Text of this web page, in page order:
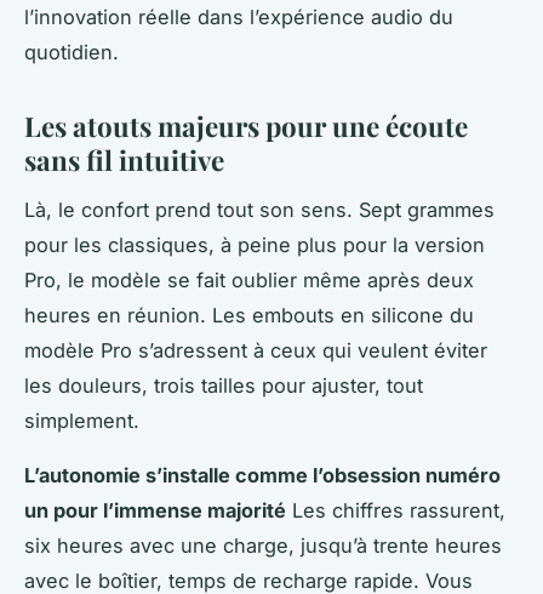
l’innovation réelle dans l’expérience audio du
quotidien.
Les atouts majeurs pour une écoute
sans fil intuitive
Là, le confort prend tout son sens. Sept grammes
pour les classiques, à peine plus pour la version
Pro, le modèle se fait oublier même après deux
heures en réunion. Les embouts en silicone du
modèle Pro s’adressent à ceux qui veulent éviter
les douleurs, trois tailles pour ajuster, tout
simplement.
L’autonomie s’installe comme l’obsession numéro
un pour l’immense majorité Les chiffres rassurent,
six heures avec une charge, jusqu’à trente heures
avec le boîtier, temps de recharge rapide. Vous